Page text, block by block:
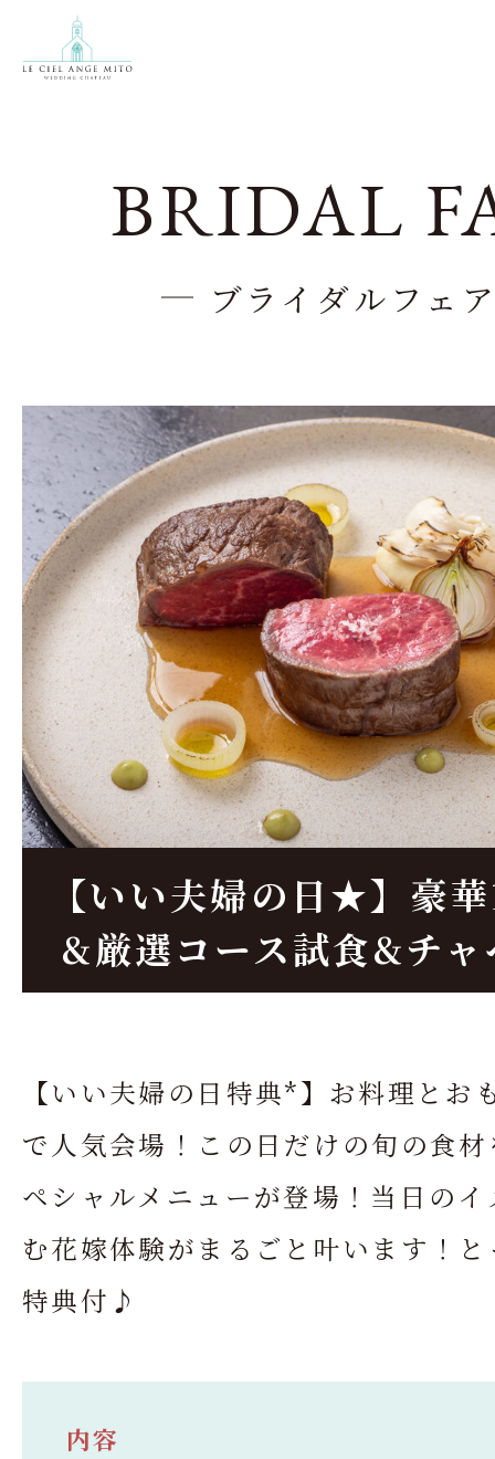
BRIDAL
ブライダルフェ
【いい夫婦の日★】豪
&厳選コース試食&チ
【いい夫婦の日特典*】お料理とお
で人気会場！この日だけの旬の食
ペシャルメニューが登場！当日の
む花嫁体験がまるごと叶います！
特典付♪
内容